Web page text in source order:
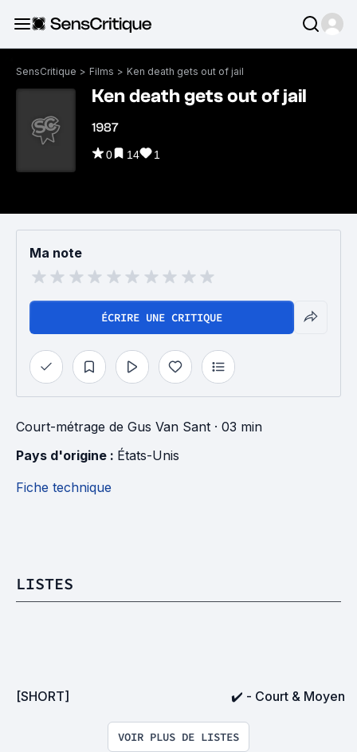
SensCritique > Films > Ken death gets out of jail
Ken death gets out of jail
1987
0 14 1
Ma note
ÉCRIRE UNE CRITIQUE
Court-métrage de Gus Van Sant · 03 min
Pays d'origine : États-Unis
Fiche technique
LISTES
[SHORT] ✔️ - Court & Moyen
VOIR PLUS DE LISTES